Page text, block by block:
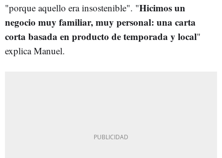
"porque aquello era insostenible". "Hicimos un
negocio muy familiar, muy personal: una carta
corta basada en producto de temporada y local"
explica Manuel.